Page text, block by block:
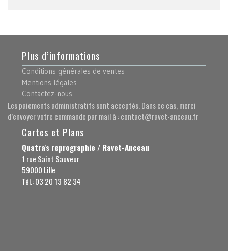
Plus d’informations
Conditions générales de ventes
Mentions légales
Contactez-nous
Les paiements administratifs sont acceptés. Dans ce cas, merci
d’envoyer votre commande par mail à : contact@ravet-anceau.fr
Cartes et Plans
Quatra's reprographie / Ravet-Anceau
1 rue Saint Sauveur
59000 Lille
Tél.: 03 20 13 82 34